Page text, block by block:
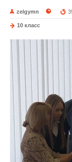
zelgymn
10 класс